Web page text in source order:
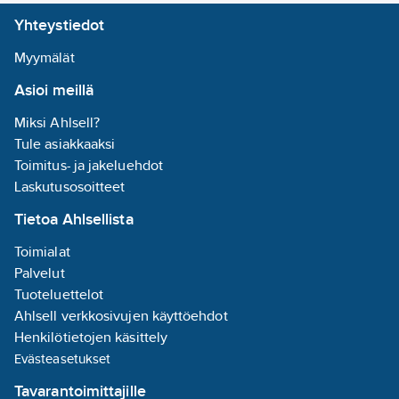
Yhteystiedot
Myymälät
Asioi meillä
Miksi Ahlsell?
Tule asiakkaaksi
Toimitus- ja jakeluehdot
Laskutusosoitteet
Tietoa Ahlsellista
Toimialat
Palvelut
Tuoteluettelot
Ahlsell verkkosivujen käyttöehdot
Henkilötietojen käsittely
Evästeasetukset
Tavarantoimittajille